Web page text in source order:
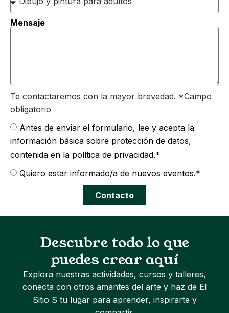
Mensaje
Te contactaremos con la mayor brevedad. *Campo
obligatorio
Antes de enviar el formulario, lee y acepta la
información básica sobre protección de datos,
contenida en la política de privacidad.*
Quiero estar informado/a de nuevos eventos.*
Contacto
Descubre todo lo que
puedes crear aquí
Explora nuestras actividades, cursos y talleres,
conecta con otros amantes del arte y haz de El
Sitio S tu lugar para aprender, inspirarte y